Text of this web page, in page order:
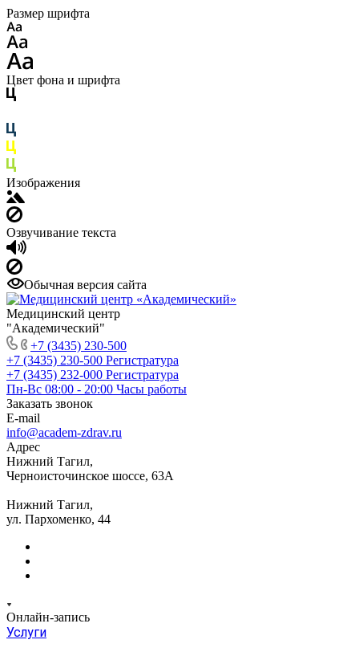
Размер шрифта
Цвет фона и шрифта
Изображения
Озвучивание текста
Обычная версия сайта
Медицинский центр
"Академический"
+7 (3435) 230-500
+7 (3435) 230-500 Регистратура
+7 (3435) 232-000 Регистратура
Пн-Вс 08:00 - 20:00 Часы работы
Заказать звонок
E-mail
info@academ-zdrav.ru
Адрес
Нижний Тагил,
Черноисточинское шоссе, 63А
Нижний Тагил,
ул. Пархоменко, 44
Онлайн-запись
Услуги